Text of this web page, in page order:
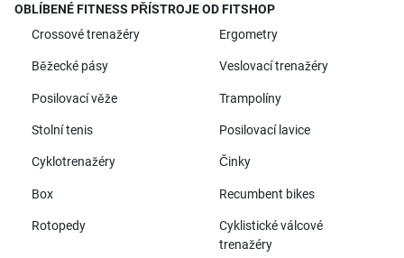
OBLÍBENÉ FITNESS PŘÍSTROJE OD FITSHOP
Crossové trenažéry
Ergometry
Běžecké pásy Veslovací trenažéry
Posilovací věže Trampolíny
Stolní tenis Posilovací lavice
Cyklotrenažéry Činky
Box Recumbent bikes
Rotopedy
Cyklistické válcové
trenažéry